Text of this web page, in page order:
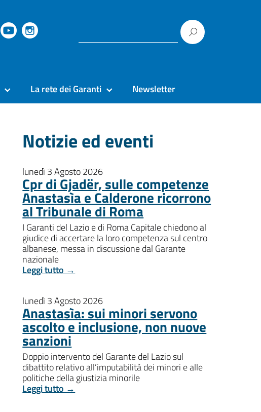
La rete dei Garanti Newsletter
Notizie ed eventi
lunedì 3 Agosto 2026
Cpr di Gjadër, sulle competenze
Anastasìa e Calderone ricorrono
al Tribunale di Roma
I Garanti del Lazio e di Roma Capitale chiedono al
giudice di accertare la loro competenza sul centro
albanese, messa in discussione dal Garante
nazionale
Leggi tutto →
lunedì 3 Agosto 2026
Anastasìa: sui minori servono
ascolto e inclusione, non nuove
sanzioni
Doppio intervento del Garante del Lazio sul
dibattito relativo all’imputabilità dei minori e alle
politiche della giustizia minorile
Leggi tutto →